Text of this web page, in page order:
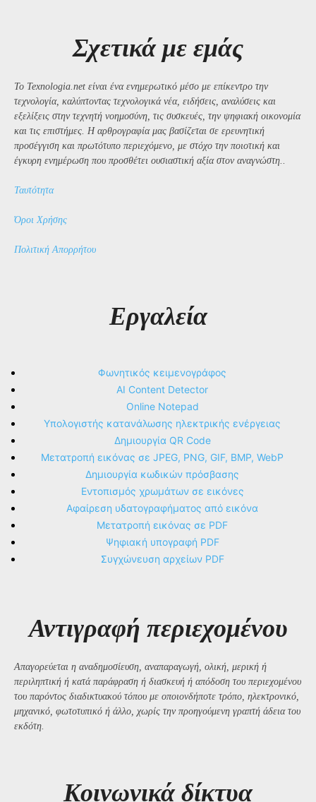
Σχετικά με εμάς
Το Texnologia.net είναι ένα ενημερωτικό μέσο με επίκεντρο την
τεχνολογία, καλύπτοντας τεχνολογικά νέα, ειδήσεις, αναλύσεις και
εξελίξεις στην τεχνητή νοημοσύνη, τις συσκευές, την ψηφιακή οικονομία
και τις επιστήμες. Η αρθρογραφία μας βασίζεται σε ερευνητική
προσέγγιση και πρωτότυπο περιεχόμενο, με στόχο την ποιοτική και
έγκυρη ενημέρωση που προσθέτει ουσιαστική αξία στον αναγνώστη..
Ταυτότητα
Όροι Χρήσης
Πολιτική Απορρήτου
Εργαλεία
Φωνητικός κειμενογράφος
AI Content Detector
Online Notepad
Υπολογιστής κατανάλωσης ηλεκτρικής ενέργειας
Δημιουργία QR Code
Μετατροπή εικόνας σε JPEG, PNG, GIF, BMP, WebP
Δημιουργία κωδικών πρόσβασης
Εντοπισμός χρωμάτων σε εικόνες
Αφαίρεση υδατογραφήματος από εικόνα
Μετατροπή εικόνας σε PDF
Ψηφιακή υπογραφή PDF
Συγχώνευση αρχείων PDF
Αντιγραφή περιεχομένου
Απαγορεύεται η αναδημοσίευση, αναπαραγωγή, ολική, μερική ή
περιληπτική ή κατά παράφραση ή διασκευή ή απόδοση του περιεχομένου
του παρόντος διαδικτυακού τόπου με οποιονδήποτε τρόπο, ηλεκτρονικό,
μηχανικό, φωτοτυπικό ή άλλο, χωρίς την προηγούμενη γραπτή άδεια του
εκδότη.
Kοινωνικά δίκτυα